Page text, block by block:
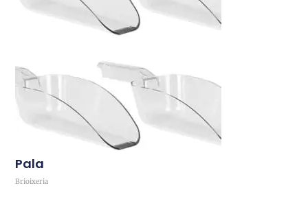
Pala
Brioixeria